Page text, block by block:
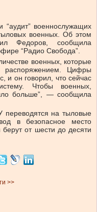
“аудит” военнослужащих
военных. Об этом
Федоров, сообщила
“Радио Свобода”.
военных, которые
Цифры
и он говорил, что сейчас
Чтобы военных,
больше”, — сообщила
переводятся на тыловые
в безопасное место
от шести до десяти
>>